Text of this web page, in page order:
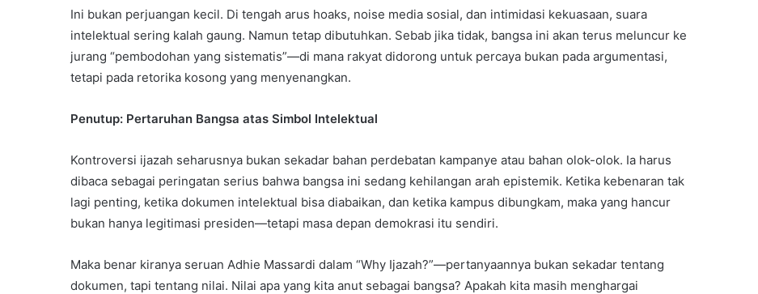
Ini bukan perjuangan kecil. Di tengah arus hoaks, noise media sosial, dan intimidasi kekuasaan, suara
intelektual sering kalah gaung. Namun tetap dibutuhkan. Sebab jika tidak, bangsa ini akan terus meluncur ke
jurang “pembodohan yang sistematis”—di mana rakyat didorong untuk percaya bukan pada argumentasi,
tetapi pada retorika kosong yang menyenangkan.
Penutup: Pertaruhan Bangsa atas Simbol Intelektual
Kontroversi ijazah seharusnya bukan sekadar bahan perdebatan kampanye atau bahan olok-olok. Ia harus
dibaca sebagai peringatan serius bahwa bangsa ini sedang kehilangan arah epistemik. Ketika kebenaran tak
lagi penting, ketika dokumen intelektual bisa diabaikan, dan ketika kampus dibungkam, maka yang hancur
bukan hanya legitimasi presiden—tetapi masa depan demokrasi itu sendiri.
Maka benar kiranya seruan Adhie Massardi dalam “Why Ijazah?”—pertanyaannya bukan sekadar tentang
dokumen, tapi tentang nilai. Nilai apa yang kita anut sebagai bangsa? Apakah kita masih menghargai